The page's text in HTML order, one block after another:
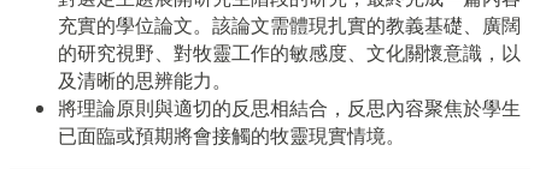
充實的學位論文。該論文需體現扎實的教義基礎、廣闊
的研究視野、對牧靈工作的敏感度、文化關懷意識，以
及清晰的思辨能力。
將理論原則與適切的反思相結合，反思內容聚焦於學生
已面臨或預期將會接觸的牧靈現實情境。